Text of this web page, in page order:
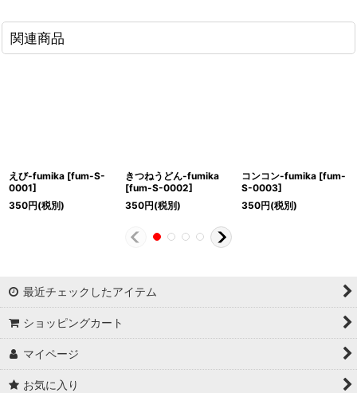
関連商品
えび-fumika [fum-S-
0001]
350円(税別)
きつねうどん-fumika
[fum-S-0002]
350円(税別)
コンコン-fumika [fum-
S-0003]
350円(税別)
最近チェックしたアイテム
ショッピングカート
マイページ
お気に入り